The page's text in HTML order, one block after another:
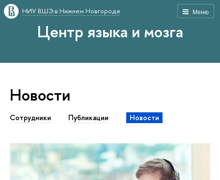
Меню
НИУ ВШЭ в Нижнем Новгороде
Центр языка и мозга
Новости
Сотрудники Публикации Новости